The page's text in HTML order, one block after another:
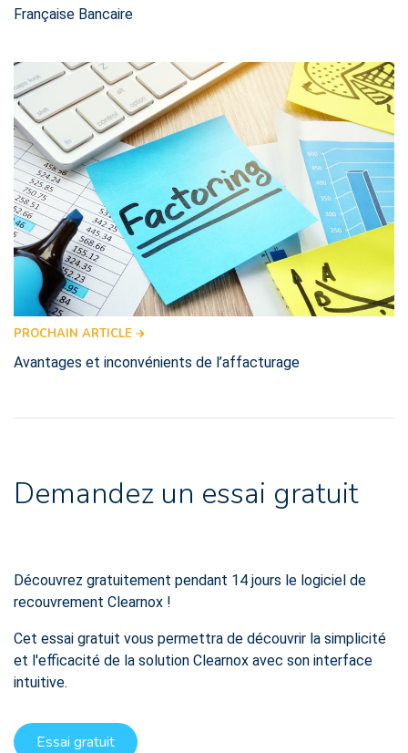
Française Bancaire
PROCHAIN ARTICLE
Avantages et inconvénients de l’affacturage
Demandez un essai gratuit
Découvrez gratuitement pendant 14 jours le logiciel de
recouvrement Clearnox !
Cet essai gratuit vous permettra de découvrir la simplicité
et l'efficacité de la solution Clearnox avec son interface
intuitive.
Essai gratuit